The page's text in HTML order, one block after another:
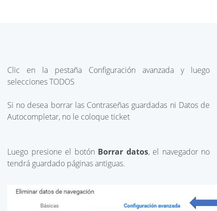
Clic en la pestaña Configuración avanzada y luego
selecciones TODOS
Si no desea borrar las Contraseñas guardadas ni Datos de
Autocompletar, no le coloque ticket
Luego presione el botón Borrar datos, el navegador no
tendrá guardado páginas antiguas.